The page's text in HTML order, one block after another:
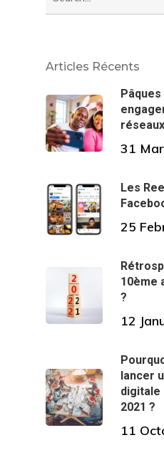
Articles Récents
31
Les
25
10ème
?
12
lancer
digitale
2021 ?
11